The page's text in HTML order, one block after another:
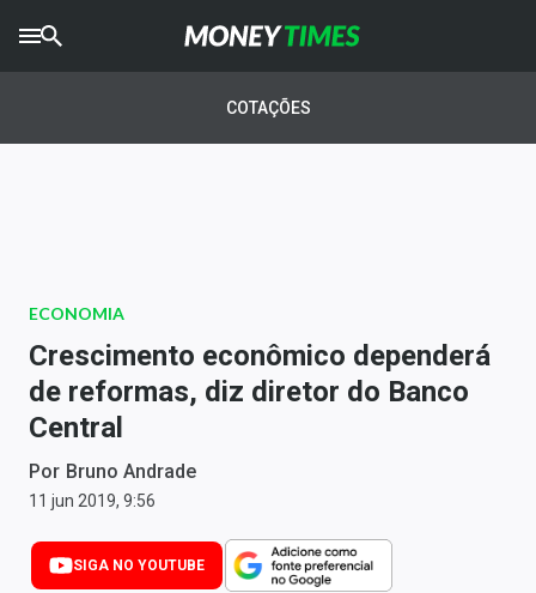
AGROTIMES
Newsletters
Money Trader
Anuncie
Últimas Notícias
Newsletters
COTAÇÕES
ECONOMIA
Crescimento econômico dependerá
de reformas, diz diretor do Banco
Central
Por Bruno Andrade
11 jun 2019, 9:56
SIGA NO YOUTUBE